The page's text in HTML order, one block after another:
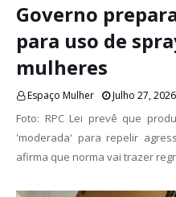
Governo
para uso de
mulheres
Espaço Mulher Julho 27, 2026
Foto: RPC Lei prevê que
'moderada' para repelir
afirma que norma vai trazer